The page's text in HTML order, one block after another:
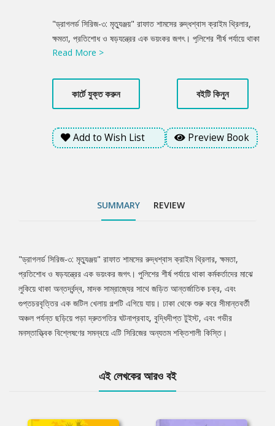
Product
Summery
"ড্রাগলর্ড সিরিজ-৩: মৃত্যুঞ্জয়" রাফাত শামসের রুদ্ধশ্বাস ক্রাইম থ্রিলার,
ক্ষমতা, প্রতিশোধ ও ষড়যন্ত্রের এক ভয়ংকর জগৎ। পুলিশের শীর্ষ পর্যায়ে থাকা
কর্মকর্তাদের মাঝে লুকিয়ে থাকা অন্তর্দ্বন্দ্ব, মাদক সাম্রাজ্যের সাথে জড়িত
ঢাকা থেকে শুরু করে সীমান্তবর্তী অঞ্চল পর্যন্ত ছড়িয়ে পড়া দ্রুতগতির
ঘটনাপ্রবাহ, বুদ্ধিদীপ্ত টুইস্ট, এবং গভীর মনস্তাত্ত্বিক বিশ্লেষণের সমন্বয়ে
এটি সিরিজের অন্যতম শক্তিশালী কিস্তি।
Read More >
কার্টে যুক্ত করুন বইটি কিনুন
Add to Wish List Preview Book
SUMMARY REVIEW
Tab
Article
"ড্রাগলর্ড সিরিজ-৩: মৃত্যুঞ্জয়" রাফাত শামসের রুদ্ধশ্বাস ক্রাইম থ্রিলার, ক্ষমতা,
প্রতিশোধ ও ষড়যন্ত্রের এক ভয়ংকর জগৎ। পুলিশের শীর্ষ পর্যায়ে থাকা কর্মকর্তাদের মাঝে
লুকিয়ে থাকা অন্তর্দ্বন্দ্ব, মাদক সাম্রাজ্যের সাথে জড়িত আন্তর্জাতিক চক্র, এবং
গুপ্তচরবৃত্তির এক জটিল খেলায় গল্পটি এগিয়ে যায়। ঢাকা থেকে শুরু করে সীমান্তবর্তী
অঞ্চল পর্যন্ত ছড়িয়ে পড়া দ্রুতগতির ঘটনাপ্রবাহ, বুদ্ধিদীপ্ত টুইস্ট, এবং গভীর
মনস্তাত্ত্বিক বিশ্লেষণের সমন্বয়ে এটি সিরিজের অন্যতম শক্তিশালী কিস্তি।
এই লেখকের আরও বই